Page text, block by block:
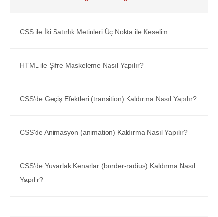
CSS ile İki Satırlık Metinleri Üç Nokta ile Keselim
HTML ile Şifre Maskeleme Nasıl Yapılır?
CSS'de Geçiş Efektleri (transition) Kaldırma Nasıl Yapılır?
CSS'de Animasyon (animation) Kaldırma Nasıl Yapılır?
CSS'de Yuvarlak Kenarlar (border-radius) Kaldırma Nasıl
Yapılır?